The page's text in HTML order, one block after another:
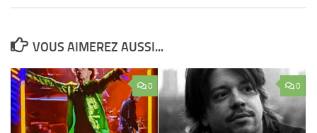
VOUS AIMEREZ AUSSI...
0 0